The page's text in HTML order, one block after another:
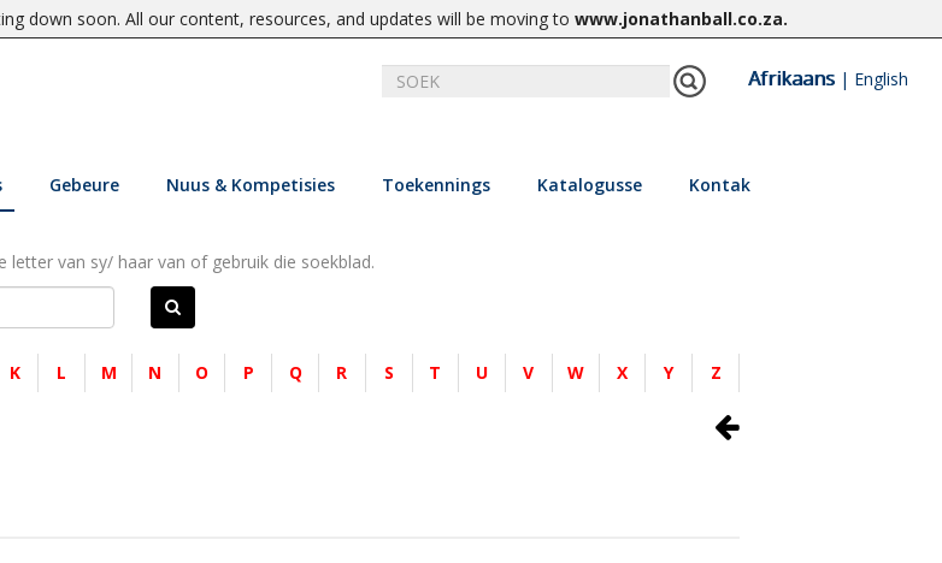
down soon. All our content, resources, and updates will be moving to www.jonathanball.co.za.
Afrikaans| English
Gebeure Nuus & Kompetisies Toekennings Katalogusse Kontak
van sy/ haar van of gebruik die soekblad.
K L M N O P Q R S T U V W X Y Z